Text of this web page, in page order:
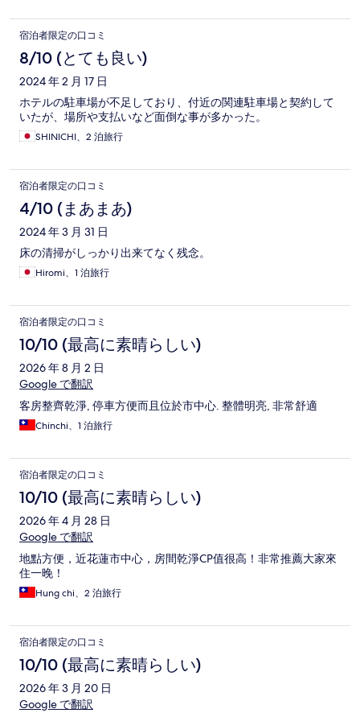
宿泊者限定の口コミ
8/10 (とても良い)
2024 年 2 月 17 日
ホテルの駐車場が不足しており、付近の関連駐車場と契約して
いたが、場所や支払いなど面倒な事が多かった。
SHINICHI、2 泊旅行
宿泊者限定の口コミ
4/10 (まあまあ)
2024 年 3 月 31 日
床の清掃がしっかり出来てなく残念。
Hiromi、1 泊旅行
宿泊者限定の口コミ
10/10 (最高に素晴らしい)
2026 年 8 月 2 日
Google で翻訳
客房整齊乾淨, 停車方便而且位於市中心. 整體明亮, 非常舒適
Chinchi、1 泊旅行
宿泊者限定の口コミ
10/10 (最高に素晴らしい)
2026 年 4 月 28 日
Google で翻訳
地點方便，近花蓮市中心，房間乾淨CP值很高！非常推薦大家來
住一晚！
Hung chi、2 泊旅行
宿泊者限定の口コミ
10/10 (最高に素晴らしい)
2026 年 3 月 20 日
Google で翻訳